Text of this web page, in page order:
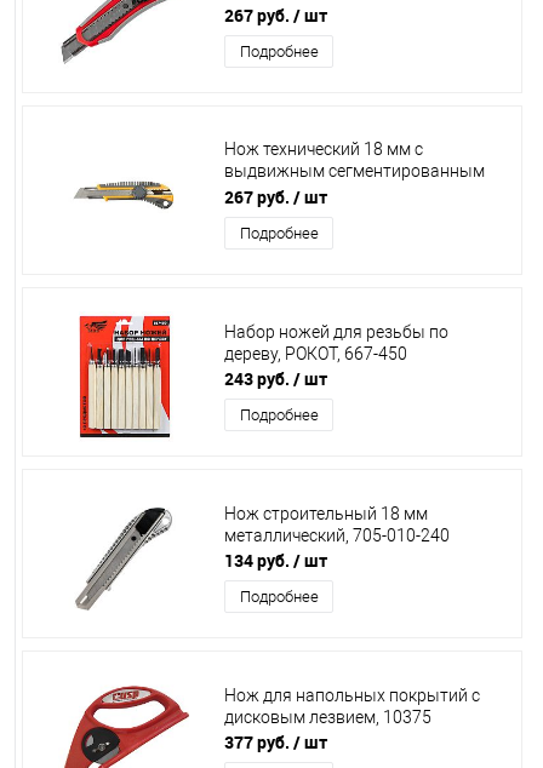
сталь У8А, ЗУБР "МАСТЕР",
09158_z01
267 руб. / шт
Подробнее
Нож технический 18 мм с
выдвижным сегментированным
лезвием, STAYER "MASTER",
09161_z01
267 руб. / шт
Подробнее
Набор ножей для резьбы по
дереву, РОКОТ, 667-450
243 руб. / шт
Подробнее
Нож строительный 18 мм
металлический, 705-010-240
134 руб. / шт
Подробнее
Нож для напольных покрытий с
дисковым лезвием, 10375
377 руб. / шт